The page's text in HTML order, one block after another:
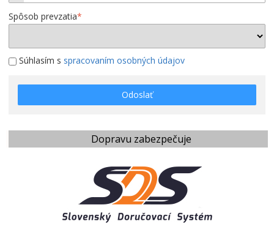
Spôsob prevzatia*
Súhlasím s spracovaním osobných údajov
Odoslať
Dopravu zabezpečuje